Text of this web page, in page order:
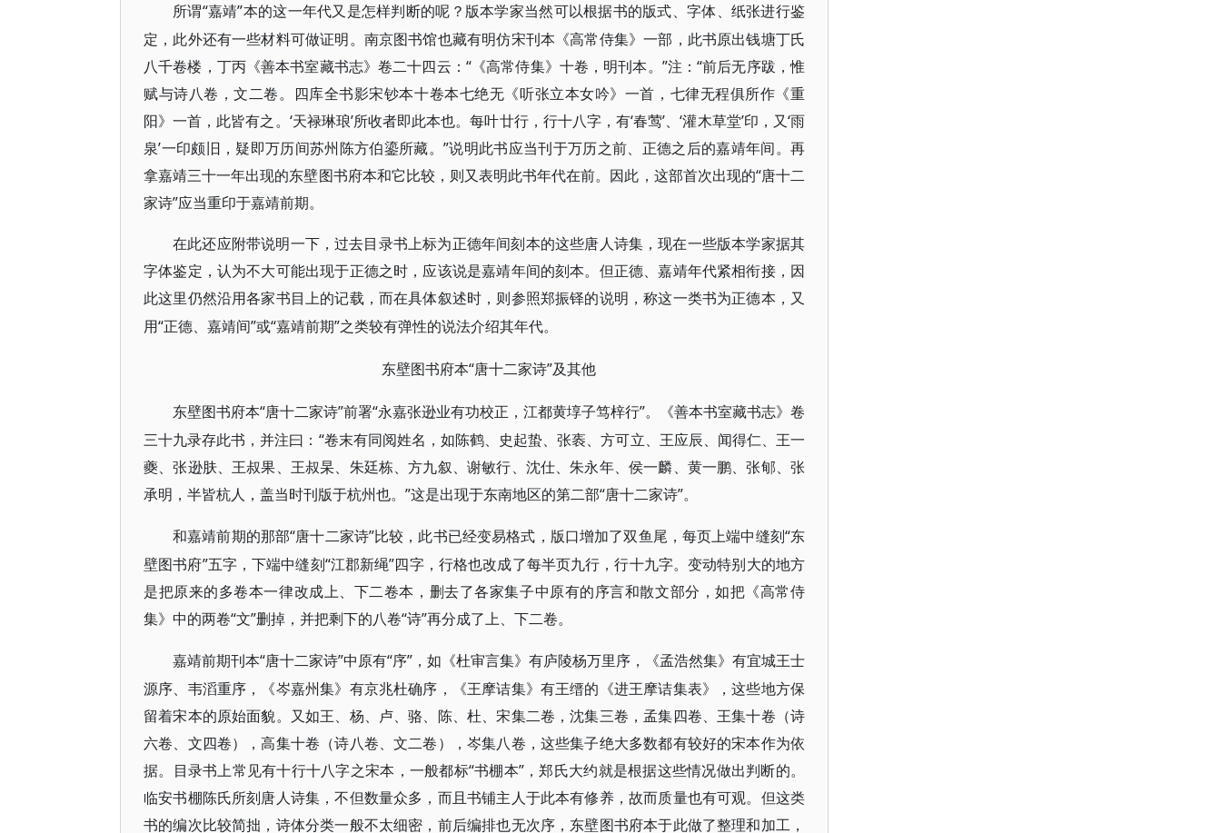
所谓“嘉靖”本的这一年代又是怎样判断的呢？版本学家当然可以根据书的版式、字体、纸张进行鉴
定，此外还有一些材料可做证明。南京图书馆也藏有明仿宋刊本《高常侍集》一部，此书原出钱塘丁氏
八千卷楼，丁丙《善本书室藏书志》卷二十四云：“《高常侍集》十卷，明刊本。”注：“前后无序跋，惟
赋与诗八卷，文二卷。四库全书影宋钞本十卷本七绝无《听张立本女吟》一首，七律无程俱所作《重
阳》一首，此皆有之。‘天禄琳琅’所收者即此本也。每叶廿行，行十八字，有‘春莺’、‘灌木草堂’印，又‘雨
泉’一印颇旧，疑即万历间苏州陈方伯鎏所藏。”说明此书应当刊于万历之前、正德之后的嘉靖年间。再
拿嘉靖三十一年出现的东壁图书府本和它比较，则又表明此书年代在前。因此，这部首次出现的“唐十二
家诗”应当重印于嘉靖前期。
在此还应附带说明一下，过去目录书上标为正德年间刻本的这些唐人诗集，现在一些版本学家据其
字体鉴定，认为不大可能出现于正德之时，应该说是嘉靖年间的刻本。但正德、嘉靖年代紧相衔接，因
此这里仍然沿用各家书目上的记载，而在具体叙述时，则参照郑振铎的说明，称这一类书为正德本，又
用“正德、嘉靖间”或“嘉靖前期”之类较有弹性的说法介绍其年代。
东壁图书府本“唐十二家诗”及其他
东壁图书府本“唐十二家诗”前署“永嘉张逊业有功校正，江都黄埻子笃梓行”。《善本书室藏书志》卷
三十九录存此书，并注曰：“卷末有同阅姓名，如陈鹤、史起蛰、张袠、方可立、王应辰、闻得仁、王一
夔、张逊肤、王叔果、王叔杲、朱廷栋、方九叙、谢敏行、沈仕、朱永年、侯一麟、黄一鹏、张郇、张
承明，半皆杭人，盖当时刊版于杭州也。”这是出现于东南地区的第二部“唐十二家诗”。
和嘉靖前期的那部“唐十二家诗”比较，此书已经变易格式，版口增加了双鱼尾，每页上端中缝刻“东
壁图书府”五字，下端中缝刻“江郡新绳”四字，行格也改成了每半页九行，行十九字。变动特别大的地方
是把原来的多卷本一律改成上、下二卷本，删去了各家集子中原有的序言和散文部分，如把《高常侍
集》中的两卷“文”删掉，并把剩下的八卷“诗”再分成了上、下二卷。
嘉靖前期刊本“唐十二家诗”中原有“序”，如《杜审言集》有庐陵杨万里序，《孟浩然集》有宜城王士
源序、韦滔重序，《岑嘉州集》有京兆杜确序，《王摩诘集》有王缙的《进王摩诘集表》，这些地方保
留着宋本的原始面貌。又如王、杨、卢、骆、陈、杜、宋集二卷，沈集三卷，孟集四卷、王集十卷（诗
六卷、文四卷），高集十卷（诗八卷、文二卷），岑集八卷，这些集子绝大多数都有较好的宋本作为依
据。目录书上常见有十行十八字之宋本，一般都标“书棚本”，郑氏大约就是根据这些情况做出判断的。
临安书棚陈氏所刻唐人诗集，不但数量众多，而且书铺主人于此本有修养，故而质量也有可观。但这类
书的编次比较简拙，诗体分类一般不太细密，前后编排也无次序，东壁图书府本于此做了整理和加工，